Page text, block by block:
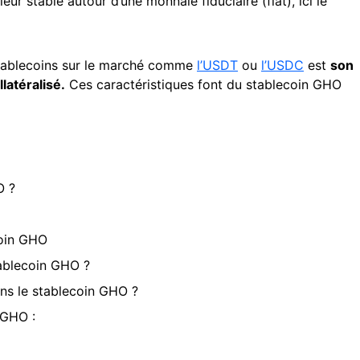
sur le marché comme l’USDT ou l’USDC est son
Ces caractéristiques font du stablecoin GHO
?
GHO
GHO ?
le stablecoin GHO ?
: